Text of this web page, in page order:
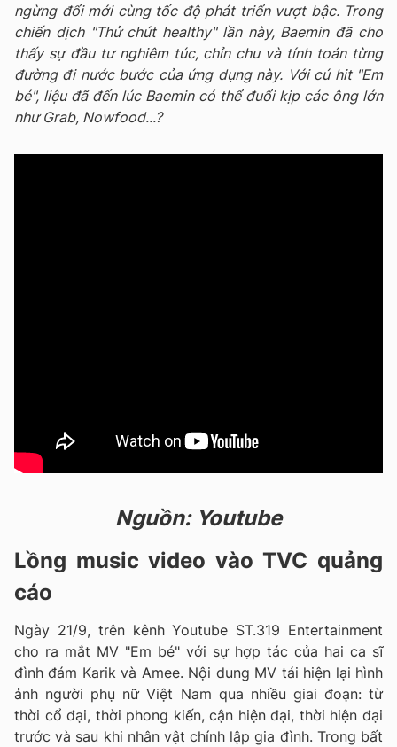
ngừng đổi mới cùng tốc độ phát triển vượt bậc. Trong
chiến dịch "Thử chút healthy" lần này, Baemin đã cho
thấy sự đầu tư nghiêm túc, chỉn chu và tính toán từng
đường đi nước bước của ứng dụng này. Với cú hit "Em
bé", liệu đã đến lúc Baemin có thể đuổi kịp các ông lớn
như Grab, Nowfood...?
Nguồn: Youtube
Lồng music video vào TVC quảng
cáo
Ngày 21/9, trên kênh Youtube ST.319 Entertainment
cho ra mắt MV "Em bé" với sự hợp tác của hai ca sĩ
đình đám Karik và Amee. Nội dung MV tái hiện lại hình
ảnh người phụ nữ Việt Nam qua nhiều giai đoạn: từ
thời cổ đại, thời phong kiến, cận hiện đại, thời hiện đại
trước và sau khi nhân vật chính lập gia đình. Trong bất